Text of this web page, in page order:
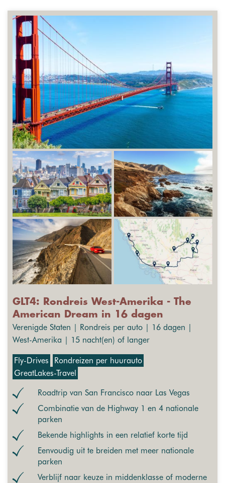
GLT4: Rondreis West-Amerika - The
American Dream in 16 dagen
Verenigde Staten | Rondreis per auto | 16 dagen |
West-Amerika | 15 nacht(en) of langer
Fly-Drives
Rondreizen per huurauto
GreatLakes-Travel
Roadtrip van San Francisco naar Las Vegas
Combinatie van de Highway 1 en 4 nationale
parken
Bekende highlights in een relatief korte tijd
Eenvoudig uit te breiden met meer nationale
parken
Verblijf naar keuze in middenklasse of moderne